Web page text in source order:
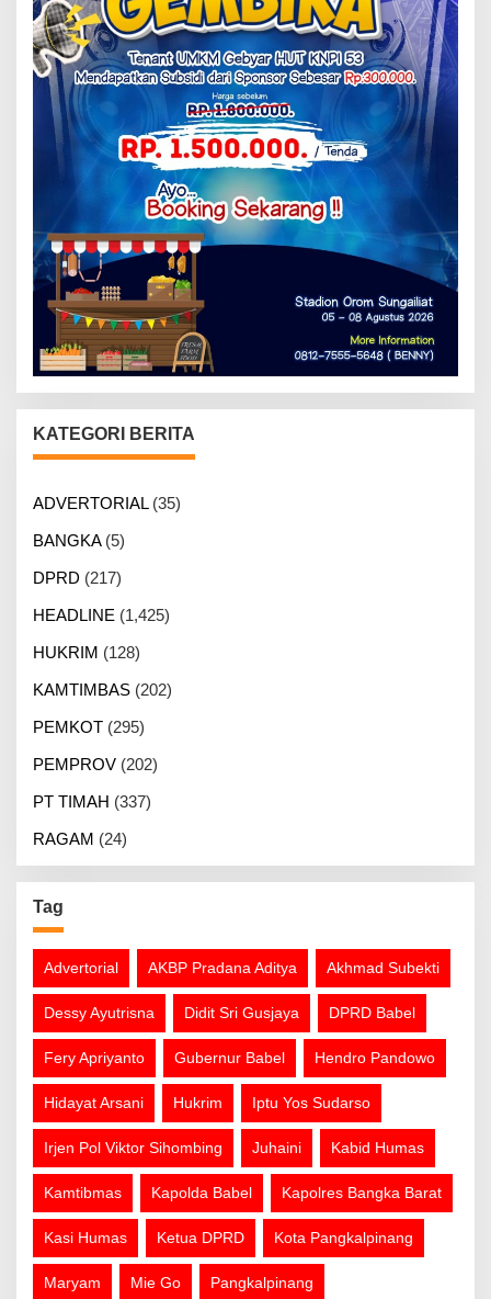
KATEGORI BERITA
ADVERTORIAL(35)
BANGKA(5)
DPRD (217)
HEADLINE (1,425)
HUKRIM (128)
KAMTIMBAS (202)
PEMKOT (295)
PEMPROV (202)
PT TIMAH (337)
RAGAM (24)
Tag
Advertorial AKBP Pradana Aditya Akhmad Subekti
Dessy Ayutrisna Didit Sri Gusjaya DPRD Babel
Fery Apriyanto Gubernur Babel Hendro Pandowo
Hidayat Arsani Hukrim Iptu Yos Sudarso
Irjen Pol Viktor Sihombing Juhaini Kabid Humas
Kamtibmas Kapolda Babel Kapolres Bangka Barat
Kasi Humas Ketua DPRD Kota Pangkalpinang
Maryam Mie Go Pangkalpinang